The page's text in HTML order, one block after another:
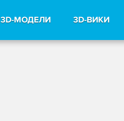
3D-МОДЕЛИ 3D-ВИКИ